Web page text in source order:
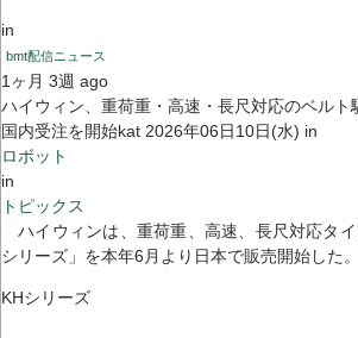
in
bmt配信ニュース
1ヶ月 3週 ago
ハイウィン、重荷重・高速・長尺対応のベルト
国内受注を開始kat 2026年06日10日(水) in
ロボット
in
トピックス
ハイウィンは、重荷重、高速、長尺対応タ
シリーズ」を本年6月より日本で販売開始した。
KHシリーズ